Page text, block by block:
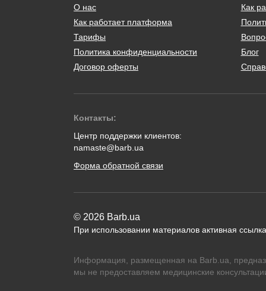
О нас
Как работает платформа
Тарифы
Политика конфиденциальности
Договор оферты
Как
Блог
Контакты:
Центр поддержки клиентов:
namaste@barb.ua
Форма обратной связи
© 2026 Barb.ua
При использовании материалов активная
Информация, размещенная на Barb.ua,
мы не предоставляем медицинские